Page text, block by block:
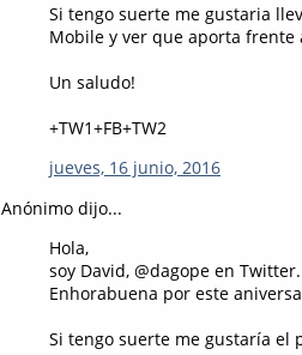
Si tengo suerte me gustaria
Mobile y ver que aporta
Un saludo!
+TW1+FB+TW2
jueves, 16 junio, 2016
Anónimo dijo...
Hola,
soy David, @dagope en Twitter.
Enhorabuena por este
Si tengo suerte me gustaría el